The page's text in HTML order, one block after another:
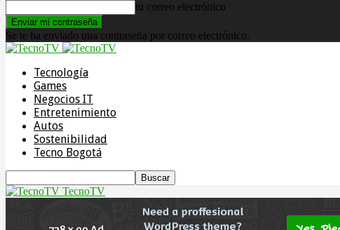
tu correo electrónico
Se te ha enviado una contraseña por correo electrónico.
Tecnología
Games
Negocios IT
Entretenimiento
Autos
Sostenibilidad
Tecno Bogotá
TecnoTV